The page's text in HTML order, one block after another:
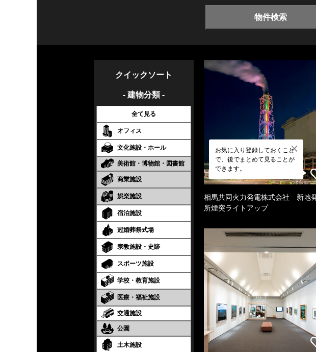
物件検索
クイックソート
- 建物分類 -
全て見る
オフィス
文化施設・ホール
美術館・博物館・図書館
商業施設
娯楽施設
宿泊施設
冠婚葬祭式場
宗教施設・史跡
スポーツ施設
学校・教育施設
医療・福祉施設
交通施設
公園
土木施設
お気に入り登録しておくこと
で、後でまとめて見ることが
できます。
相馬共同火力発電株式会社 新地
所煙突ライトアップ